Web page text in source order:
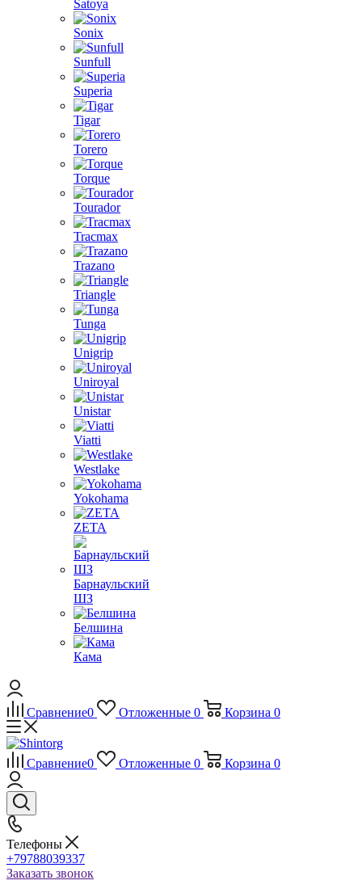
Satoya
Sonix
Sunfull
Superia
Tigar
Torero
Torque
Tourador
Tracmax
Trazano
Triangle
Tunga
Unigrip
Uniroyal
Unistar
Viatti
Westlake
Yokohama
ZETA
Барнаульский
ШЗ
Белшина
Кама
Сравнение0 Отложенные 0 Корзина 0
Сравнение0 Отложенные 0 Корзина 0
Телефоны
+79788039337
Заказать звонок